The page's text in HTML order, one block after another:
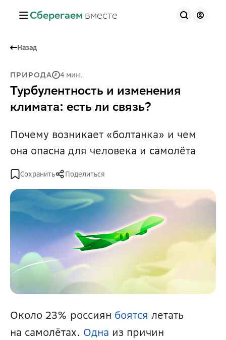
Сберегаем вместе
Назад
ПРИРОДА 4 мин.
Турбулентность и изменения
климата: есть ли связь?
Почему возникает «болтанка» и чем
она опасна для человека и самолёта
Сохранить Поделиться
Около 23% россиян боятся летать
на самолётах. Одна из причин